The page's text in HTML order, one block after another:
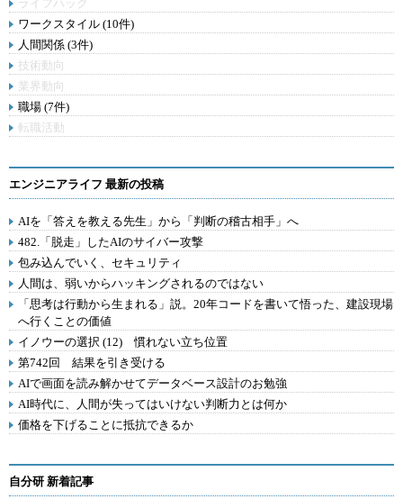
ライフハック
ワークスタイル (10件)
人間関係 (3件)
技術動向
業界動向
職場 (7件)
転職活動
エンジニアライフ 最新の投稿
AIを「答えを教える先生」から「判断の稽古相手」へ
482.「脱走」したAIのサイバー攻撃
包み込んでいく、セキュリティ
人間は、弱いからハッキングされるのではない
「思考は行動から生まれる」説。20年コードを書いて悟った、建設現場
へ行くことの価値
イノウーの選択 (12) 慣れない立ち位置
第742回 結果を引き受ける
AIで画面を読み解かせてデータベース設計のお勉強
AI時代に、人間が失ってはいけない判断力とは何か
価格を下げることに抵抗できるか
自分研 新着記事